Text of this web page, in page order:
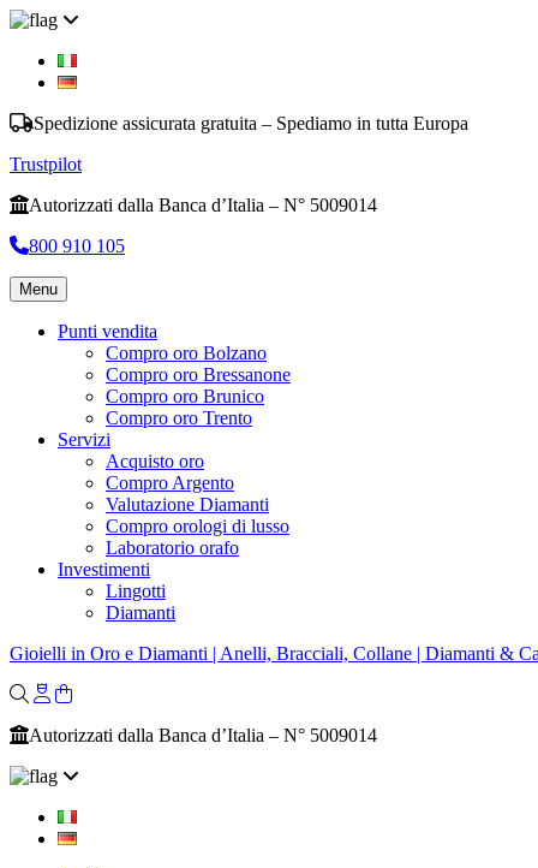
Spedizione assicurata gratuita – Spediamo in tutta Europa
Trustpilot
Autorizzati dalla Banca d’Italia – N° 5009014
800 910 105
Menu
Punti vendita
Compro oro Bolzano
Compro oro Bressanone
Compro oro Brunico
Compro oro Trento
Servizi
Acquisto oro
Compro Argento
Valutazione Diamanti
Compro orologi di lusso
Laboratorio orafo
Investimenti
Lingotti
Diamanti
Gioielli in Oro e Diamanti | Anelli, Bracciali, Collane | Diamanti &
Autorizzati dalla Banca d’Italia – N° 5009014